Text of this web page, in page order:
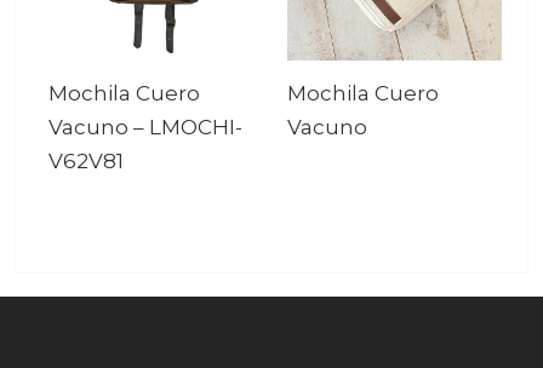
Mochila Cuero
Vacuno – LMOCHI-
V62V81
Mochila Cuero
Vacuno